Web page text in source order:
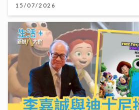
15/07/2026